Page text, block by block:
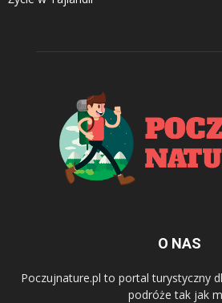
O NAS
Poczujnature.pl to portal turystyczny
podróże tak jak